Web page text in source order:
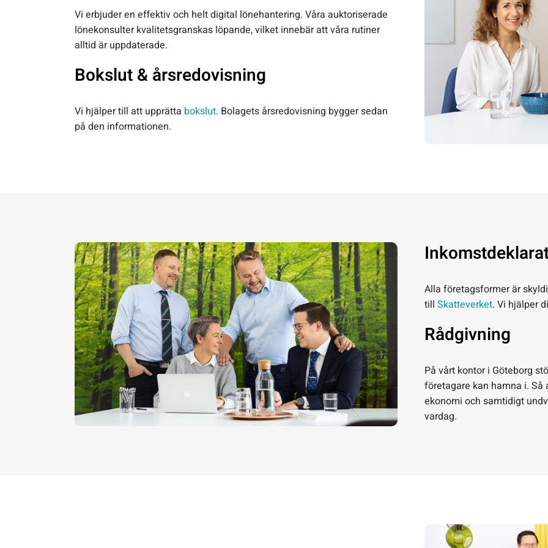
Vi erbjuder en effektiv och helt digital lönehantering. Våra auktoriserade
lönekonsulter kvalitetsgranskas löpande, vilket innebär att våra rutiner
alltid är uppdaterade.
Bokslut & årsredovisning
Vi hjälper till att upprätta bokslut. Bolagets årsredovisning bygger sedan
på den informationen.
Alla företagsformer är
till Skatteverket. Vi hjälper
Rådgivning
På vårt kontor i Göteborg
företagare kan hamna i.
ekonomi och samtidigt
vardag.